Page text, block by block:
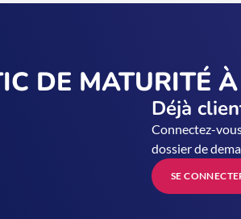
DE MATURITÉ À
Déjà
Connectez-
dossier de
SE